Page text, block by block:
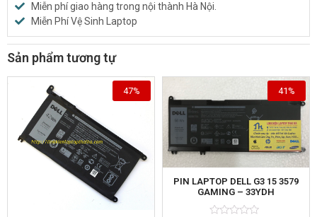
Miễn phí giao hàng trong nội thành Hà Nội.
Miễn Phí Vệ Sinh Laptop
Sản phẩm tương tự
47%
PIN LAPTOP DELL G3 15 3579
GAMING – 33YDH
41%